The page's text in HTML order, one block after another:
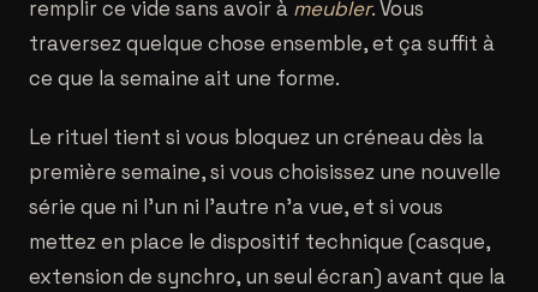
remplir ce vide sans avoir à meubler. Vous
traversez quelque chose ensemble, et ça suffit à
ce que la semaine ait une forme.
Le rituel tient si vous bloquez un créneau dès la
première semaine, si vous choisissez une nouvelle
série que ni l'un ni l'autre n'a vue, et si vous
mettez en place le dispositif technique (casque,
extension de synchro, un seul écran) avant que la